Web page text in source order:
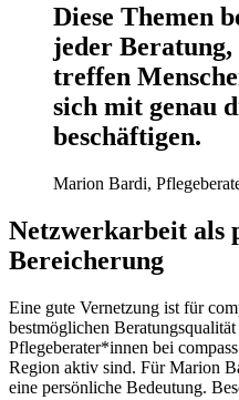
Diese Themen
jeder
treffen
sich mit genau
beschäftigen.
Marion Bardi,
Netzwerkarbeit als
Bereicherung
Eine gute Vernetzung ist für
bestmöglichen
Pflegeberater*innen bei
Region aktiv sind. Für Marion
eine persönliche Bedeutung.